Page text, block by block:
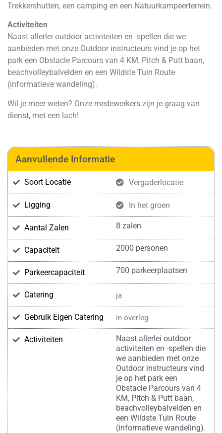
Trekkershutten, een camping en een Natuurkampeerterrein.
Activiteiten
Naast allerlei outdoor activiteiten en -spellen die we
aanbieden met onze Outdoor instructeurs vind je op het
park een Obstacle Parcours van 4 KM, Pitch & Putt baan,
beachvolleybalvelden en een Wildste Tuin Route
(informatieve wandeling).
Wil je meer weten? Onze medewerkers zijn je graag van
dienst, met een lach!
Aanvullende Informatie
Soort Locatie Vergaderlocatie
Ligging In het groen
Aantal Zalen 8 zalen
Capaciteit 2000 personen
Parkeercapaciteit 700 parkeerplaatsen
Catering ja
Gebruik Eigen Catering in overleg
Activiteiten
Naast allerlei outdoor
activiteiten en -spellen die
we aanbieden met onze
Outdoor instructeurs vind
je op het park een
Obstacle Parcours van 4
KM, Pitch & Putt baan,
beachvolleybalvelden en
een Wildste Tuin Route
(informatieve wandeling).